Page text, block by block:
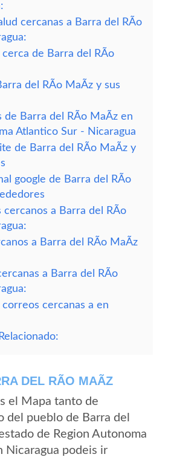
cercanas a Barra del RÃ­o
de Barra del RÃ­o
del RÃ­o MaÃ­z y sus
de Barra del RÃ­o MaÃ­z en
Atlantico Sur - Nicaragua
de Barra del RÃ­o MaÃ­z y
google de Barra del RÃ­o
cercanos a Barra del RÃ­o
a Barra del RÃ­o MaÃ­z
a Barra del RÃ­o
cercanas a en
DEL RÃ­O MAÃ­Z
el Mapa tanto de
del pueblo de Barra del
de Region Autonoma
Nicaragua podeis ir